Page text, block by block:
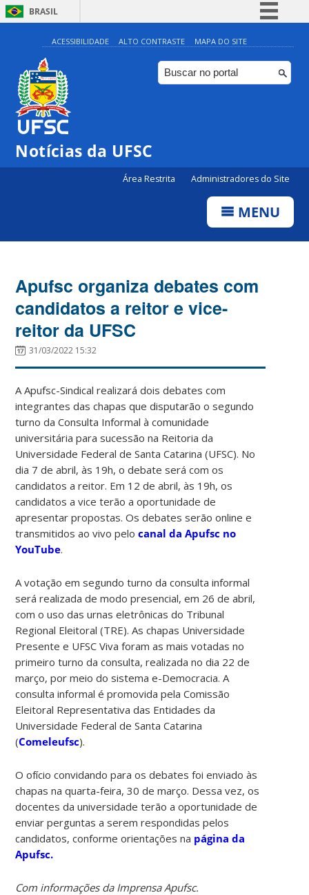
BRASIL
Simplifique!
Comunica BR
Participe
ACESSIBILIDADE ALTO CONTRASTE MAPA DO SITE
Notícias da UFSC
Área Restrita Administradores do Site
MENU
Apufsc organiza debates com
candidatos a reitor e vice-
reitor da UFSC
31/03/2022 15:32
A Apufsc-Sindical realizará dois debates com
integrantes das chapas que disputarão o segundo
turno da Consulta Informal à comunidade
universitária para sucessão na Reitoria da
Universidade Federal de Santa Catarina (UFSC). No
dia 7 de abril, às 19h, o debate será com os
candidatos a reitor. Em 12 de abril, às 19h, os
candidatos a vice terão a oportunidade de
apresentar propostas. Os debates serão online e
transmitidos ao vivo pelocanal da Apufsc no
YouTube.
A votação em segundo turno da consulta informal
será realizada de modo presencial, em 26 de abril,
com o uso das urnas eletrônicas do Tribunal
Regional Eleitoral (TRE). As chapas Universidade
Presente e UFSC Viva foram as mais votadas no
primeiro turno da consulta, realizada no dia 22 de
março, por meio do sistema e-Democracia. A
consulta informal é promovida pela Comissão
Eleitoral Representativa das Entidades da
Universidade Federal de Santa Catarina
(Comeleufsc).
O ofício convidando para os debates foi enviado às
chapas na quarta-feira, 30 de março. Dessa vez, os
docentes da universidade terão a oportunidade de
enviar perguntas a serem respondidas pelos
candidatos, conforme orientações na página da
Apufsc.
Com informações da Imprensa Apufsc.